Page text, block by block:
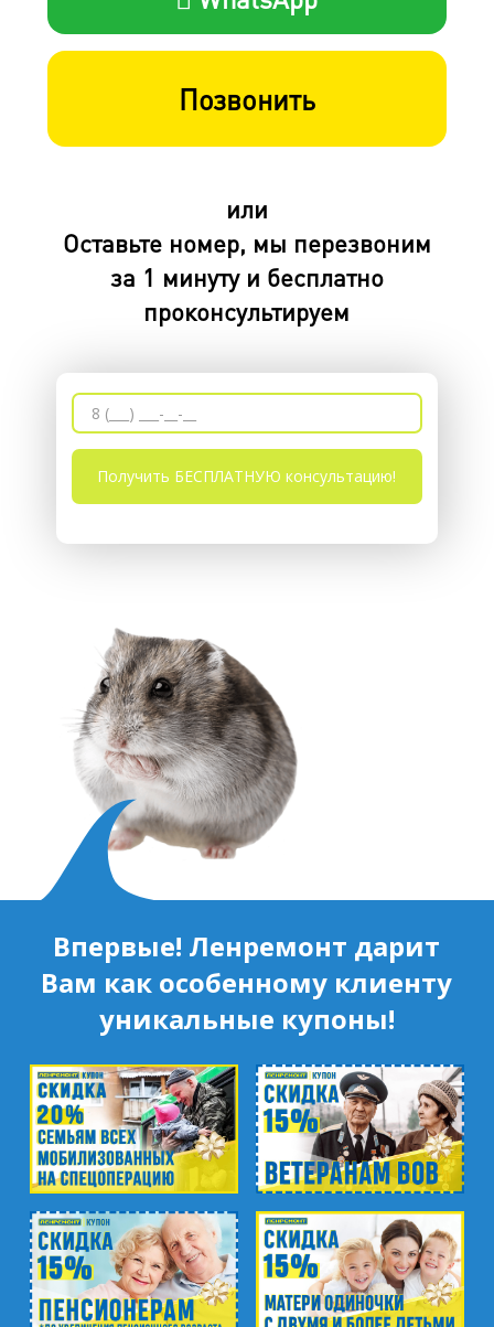
Позвонить
или
Оставьте номер, мы перезвоним
за 1 минуту и бесплатно
проконсультируем
Впервые! Ленремонт дарит
Вам как особенному клиенту
уникальные купоны!